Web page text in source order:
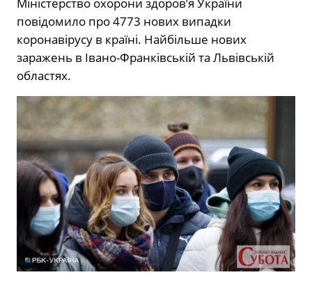
повідомило про 4773 нових випадки
коронавірусу в країні. Найбільше нових
заражень в Івано-Франківській та Львівській
областях.